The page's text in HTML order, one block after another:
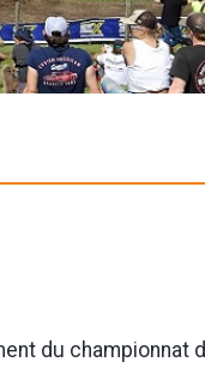
du championnat